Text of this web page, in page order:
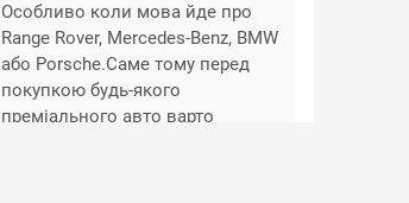
Особливо коли мова йде про
Range Rover, Mercedes-Benz, BMW
або Porsche.Саме тому перед
покупкою будь-якого
преміального авто варто